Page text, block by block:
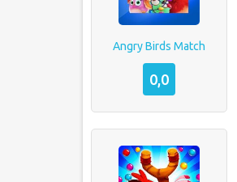
Angry Birds Match
0,0